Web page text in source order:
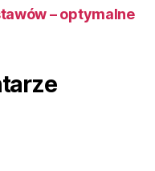
– optymalne